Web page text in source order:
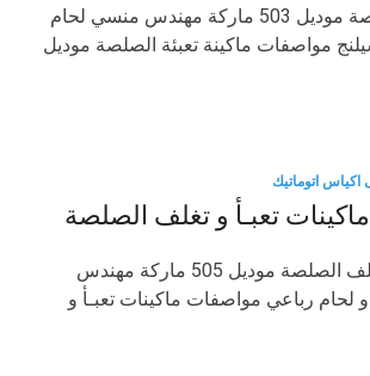
ماكينة تعبئة الصلصة موديل 503 ماركة مهندس منسي لحام
مواصفات ماكينة تعبئة الصلصة موديل
اكياس اتوماتيك
تعبـأ و تغلف الصلصة
ماكينات تعبـأ و تغلف الصلصة موديل 505 ماركة مهندس
لحام رباعي مواصفات ماكينات تعبـأ و